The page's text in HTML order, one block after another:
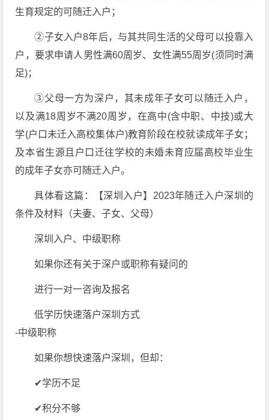
生育规定的可随迁入户；
②子女入户8年后，与其共同生活的父母可以投靠入
户，要求申请人男性满60周岁、女性满55周岁(须同时满
足)；
③父母一方为深户，其未成年子女可以随迁入户，
以及满18周岁不满20周岁，在高中(含中职、中技)或大
学(户口未迁入高校集体户)教育阶段在校就读成年子女；
及本省生源且户口迁往学校的未婚未育应届高校毕业生
的成年子女亦可随迁入户。
具体看这篇：【深圳入户】2023年随迁入户深圳的
条件及材料（夫妻、子女、父母）
深圳入户、中级职称
如果你还有关于深户或职称有疑问的
进行一对一咨询及报名
低学历快速落户深圳方式
-中级职称
如果你想快速落户深圳，但却：
✔学历不足
✔积分不够